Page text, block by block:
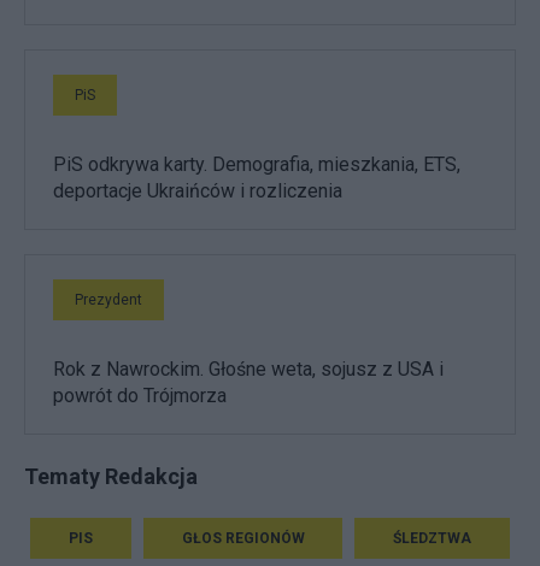
PiS
PiS odkrywa karty. Demografia, mieszkania, ETS,
deportacje Ukraińców i rozliczenia
Prezydent
Rok z Nawrockim. Głośne weta, sojusz z USA i
powrót do Trójmorza
Tematy Redakcja
PIS GŁOS REGIONÓW ŚLEDZTWA